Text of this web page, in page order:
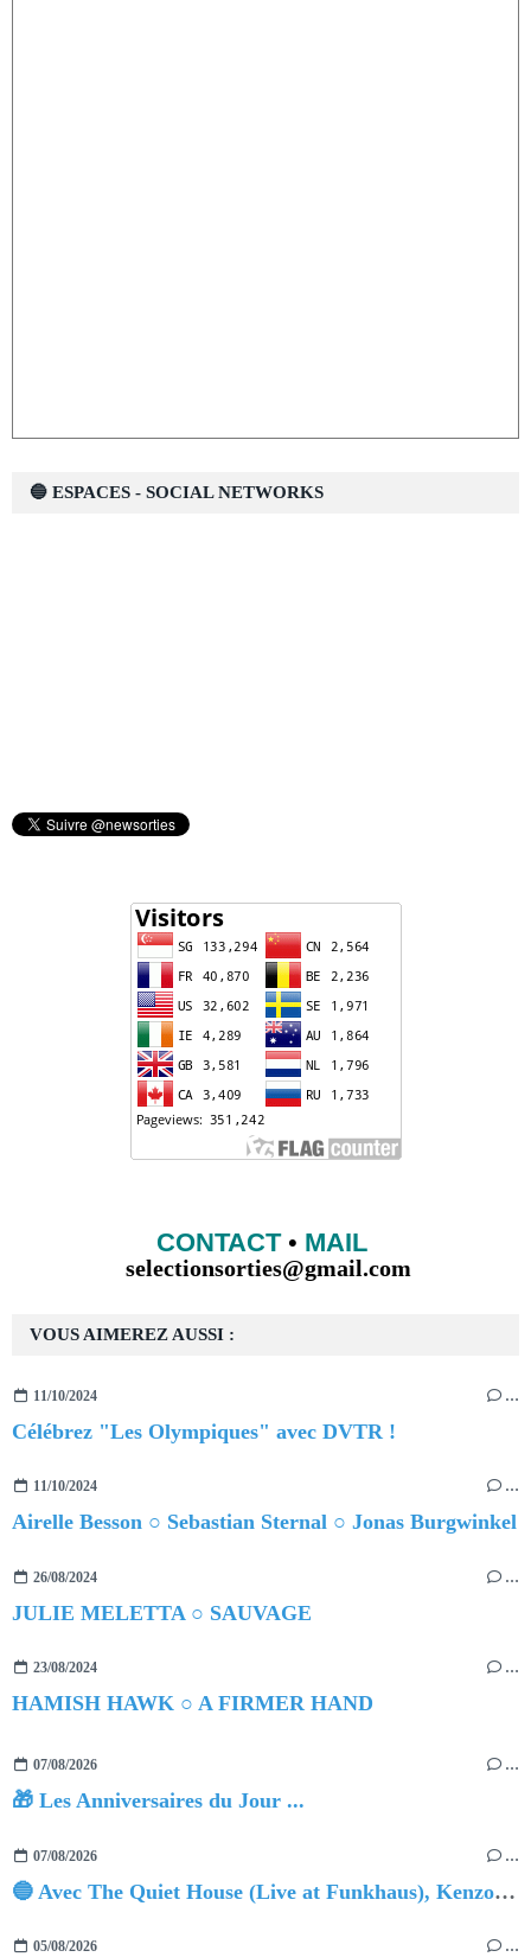
VOUS AIMEREZ AUSSI :
11/10/2024 …
Célébrez "Les Olympiques" avec DVTR !
11/10/2024 …
Airelle Besson ○ Sebastian Sternal ○ Jonas Burgwinkel
26/08/2024 …
JULIE MELETTA ○ SAUVAGE
23/08/2024 …
HAMISH HAWK ○ A FIRMER HAND
07/08/2026 …
🎁 Les Anniversaires du Jour ...
07/08/2026 …
🔵 Avec The Quiet House (Live at Funkhaus), Kenzo Zurzolo livre une performance aussi intense qu'envoûtante.
05/08/2026 …
🔵 ESPACES - SOCIAL NETWORKS
CONTACT• MAIL
selectionsorties@gmail.com